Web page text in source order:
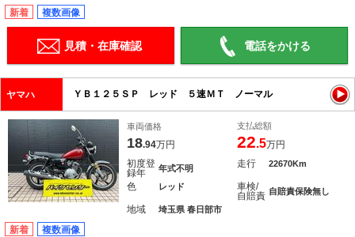
新着 複数画像
見積・在庫確認 電話をかける
ヤマハ ＹＢ１２５ＳＰ レッド ５速ＭＴ ノーマル
車両価格
18.94万円
支払総額
22.5万円
初度登
録年
年式不明 走行 22670Km
色 レッド
車検/
自賠責 自賠責保険無し
地域 埼玉県 春日部市
新着 複数画像